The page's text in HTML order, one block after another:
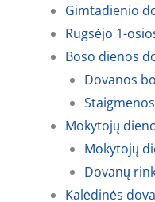
Gimtadienio
Rugsėjo 1-
Boso dienos
Dovanos
Mokytojų
Mokytojų
Dovanų
Kalėdinės